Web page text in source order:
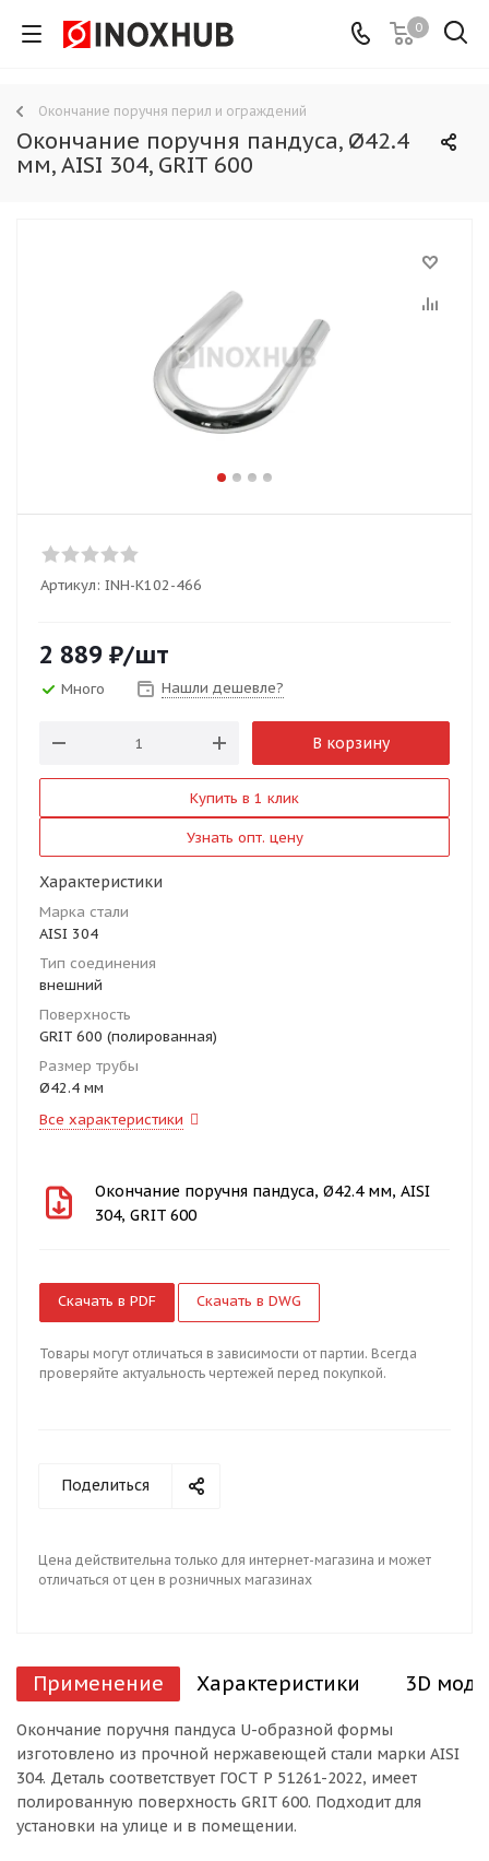
0
Окончание поручня перил и ограждений
Окончание поручня пандуса, Ø42.4
мм, AISI 304, GRIT 600
Артикул: INH-K102-466
2 889 ₽/шт
Много Нашли дешевле?
В корзину
Купить в 1 клик
Узнать опт. цену
Характеристики
Марка стали
AISI 304
Тип соединения
внешний
Поверхность
GRIT 600 (полированная)
Размер трубы
Ø42.4 мм
Все характеристики
Окончание поручня пандуса, Ø42.4 мм, AISI
304, GRIT 600
Скачать в PDF Скачать в DWG
Товары могут отличаться в зависимости от партии. Всегда
проверяйте актуальность чертежей перед покупкой.
Поделиться
Цена действительна только для интернет-магазина и может
отличаться от цен в розничных магазинах
Применение Характеристики 3D
Окончание поручня пандуса U-образной формы
изготовлено из прочной нержавеющей стали марки AISI
304. Деталь соответствует ГОСТ Р 51261-2022, имеет
полированную поверхность GRIT 600. Подходит для
установки на улице и в помещении.